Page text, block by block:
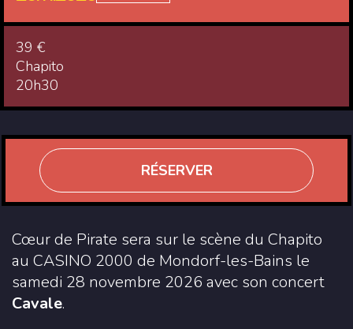
39 €
Chapito
20h30
RÉSERVER
Cœur de Pirate sera sur le scène du Chapito
au CASINO 2000 de Mondorf-les-Bains le
samedi 28 novembre 2026 avec son concert
Cavale.